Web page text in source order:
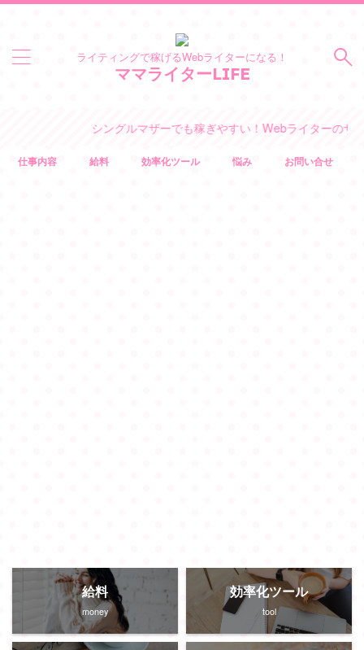
ライティングで稼げるWebライターになる！
ママライターLIFE
シングルマザーでも稼ぎやすい！Webライターのサイトがで
仕事内容 給料 効率化ツール 悩み お問い合せ
給料
money
効率化ツール
tool